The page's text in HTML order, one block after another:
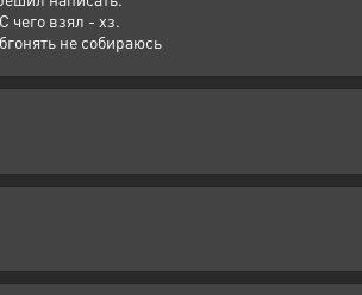
чего взял - хз.
не собираюсь